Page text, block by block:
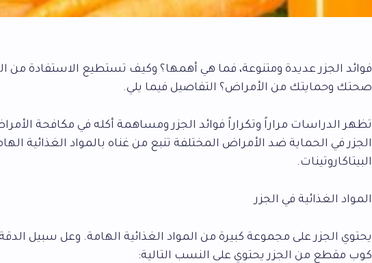
فوائد الجزر عديدة ومتنوعة، فما هي أهمها؟ وكيف تستطيع الاستفادة من
صحتك وحمايتك من الأمراض؟ التفاصيل فيما يلي.
تظهر الدراسات مراراً وتكراراً فوائد الجزر ومساهمة أكله في مكافحة
الجزر في الحماية ضد الأمراض المختلفة تنبع من غناه بالمواد الغذائية
البيتاكاروتينات.
المواد الغذائية في الجزر
يحتوي الجزر على مجموعة كبيرة من المواد الغذائية الهامة. وعل سبيل
كوب مقطع من الجزر يحتوي على النسب التالية: